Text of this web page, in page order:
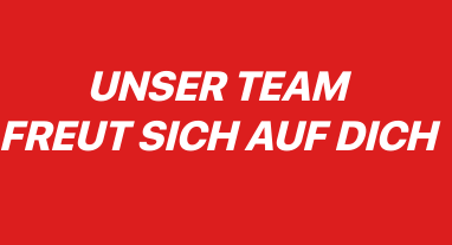
UNSER TEAM
FREUT SICH AUF DICH